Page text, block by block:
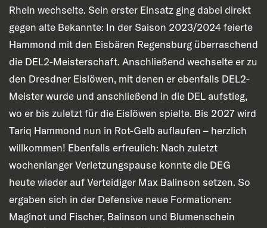
Rhein wechselte. Sein erster Einsatz ging dabei direkt
gegen alte Bekannte: In der Saison 2023/2024 feierte
Hammond mit den Eisbären Regensburg überraschend
die DEL2-Meisterschaft. Anschließend wechselte er zu
den Dresdner Eislöwen, mit denen er ebenfalls DEL2-
Meister wurde und anschließend in die DEL aufstieg,
wo er bis zuletzt für die Eislöwen spielte. Bis 2027 wird
Tariq Hammond nun in Rot-Gelb auflaufen – herzlich
willkommen! Ebenfalls erfreulich: Nach zuletzt
wochenlanger Verletzungspause konnte die DEG
heute wieder auf Verteidiger Max Balinson setzen. So
ergaben sich in der Defensive neue Formationen:
Maginot und Fischer, Balinson und Blumenschein